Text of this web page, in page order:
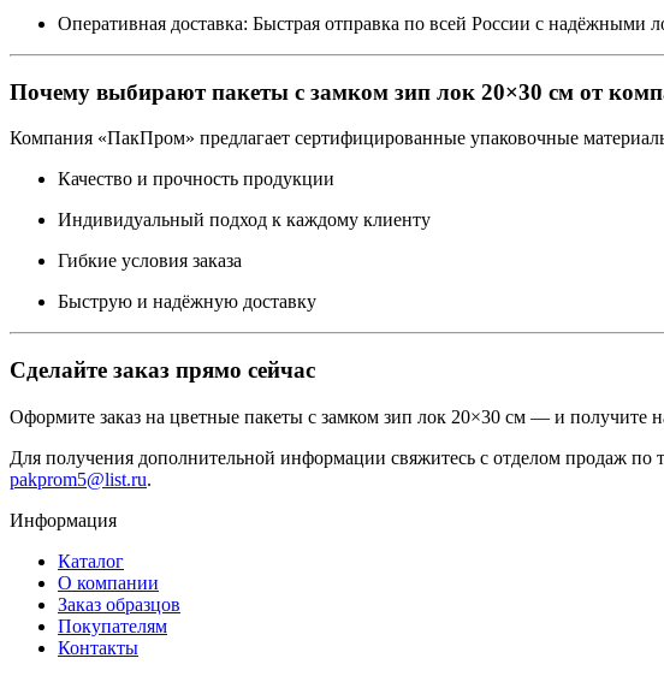
Оперативная доставка: Быстрая отправка по всей России с надёжными
Почему выбирают пакеты с замком зип лок 20×30 см от
Компания «ПакПром» предлагает сертифицированные упаковочные
Качество и прочность продукции
Индивидуальный подход к каждому клиенту
Гибкие условия заказа
Быструю и надёжную доставку
Сделайте заказ прямо сейчас
Оформите заказ на цветные пакеты с замком зип лок 20×30 см — и получите
Для получения дополнительной информации свяжитесь с отделом продаж
pakprom5@list.ru.
Информация
Каталог
О компании
Заказ образцов
Покупателям
Контакты